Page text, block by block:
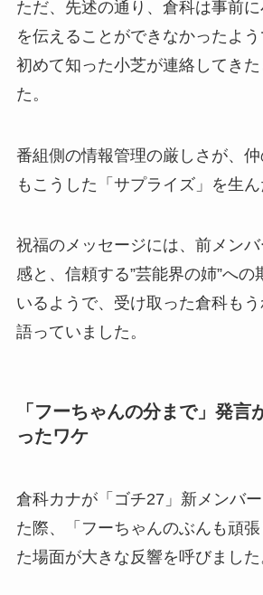
ただ、先述の通り、倉科は事前
を伝えることができなかったよ
初めて知った小芝が連絡してき
た。
番組側の情報管理の厳しさが、
もこうした「サプライズ」を生ん
祝福のメッセージには、前メン
感と、信頼する”芸能界の姉”への
いるようで、受け取った倉科も
語っていました。
「フーちゃんの分まで」発言
ったワケ
倉科カナが「ゴチ27」新メンバ
た際、「フーちゃんのぶんも頑
た場面が大きな反響を呼びました